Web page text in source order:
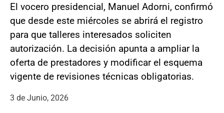
El vocero presidencial, Manuel Adorni, confirmó
que desde este miércoles se abrirá el registro
para que talleres interesados soliciten
autorización. La decisión apunta a ampliar la
oferta de prestadores y modificar el esquema
vigente de revisiones técnicas obligatorias.
3 de Junio, 2026